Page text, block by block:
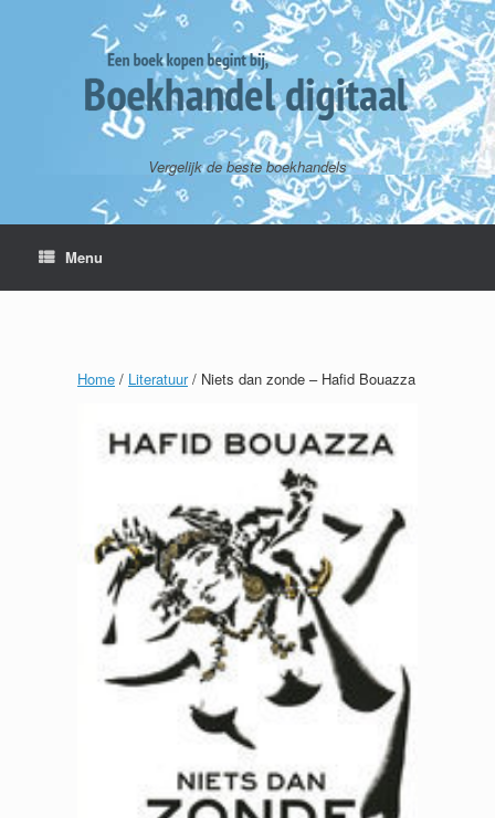
Vergelijk de beste boekhandels
Menu
Home / Literatuur/ Niets dan zonde – Hafid Bouazza